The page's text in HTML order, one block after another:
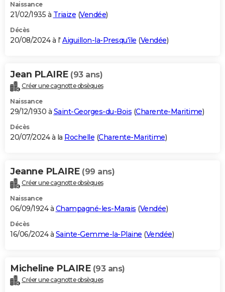
Naissance
21/02/1935 à Triaize (Vendée)
Décès
20/08/2024 à l' Aiguillon-la-Presqu'île (Vendée)
Jean PLAIRE (93 ans)
Créer une cagnotte obsèques
Naissance
29/12/1930 à Saint-Georges-du-Bois (Charente-Maritime)
Décès
20/07/2024 à la Rochelle (Charente-Maritime)
Jeanne PLAIRE (99 ans)
Créer une cagnotte obsèques
Naissance
06/09/1924 à Champagné-les-Marais (Vendée)
Décès
16/06/2024 à Sainte-Gemme-la-Plaine (Vendée)
Micheline PLAIRE (93 ans)
Créer une cagnotte obsèques